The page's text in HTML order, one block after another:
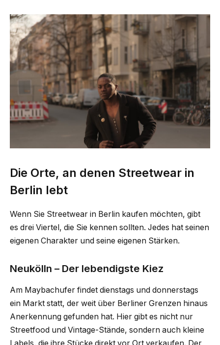
Die Orte, an denen Streetwear in
Berlin lebt
Wenn Sie Streetwear in Berlin kaufen möchten, gibt
es drei Viertel, die Sie kennen sollten. Jedes hat seinen
eigenen Charakter und seine eigenen Stärken.
Neukölln – Der lebendigste Kiez
Am Maybachufer findet dienstags und donnerstags
ein Markt statt, der weit über Berliner Grenzen hinaus
Anerkennung gefunden hat. Hier gibt es nicht nur
Streetfood und Vintage-Stände, sondern auch kleine